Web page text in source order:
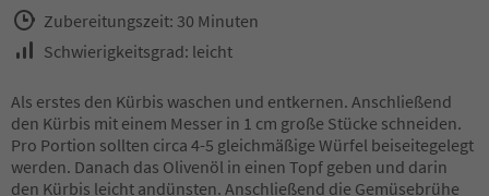
Zubereitungszeit: 30 Minuten
Schwierigkeitsgrad: leicht
Als erstes den Kürbis waschen und entkernen. Anschließend
den Kürbis mit einem Messer in 1 cm große Stücke schneiden.
Pro Portion sollten circa 4-5 gleichmäßige Würfel beiseitegelegt
werden. Danach das Olivenöl in einen Topf geben und darin
den Kürbis leicht andünsten. Anschließend die Gemüsebrühe